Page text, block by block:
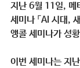
지난 6월 11일, 메
세미나 「AI 시대,
앵콜 세미나가 성
이번 세미나는 지